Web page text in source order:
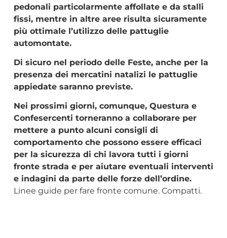
pedonali particolarmente affollate e da stalli
fissi, mentre in altre aree risulta sicuramente
più ottimale l’utilizzo delle pattuglie
automontate.
Di sicuro nel periodo delle Feste, anche per la
presenza dei mercatini natalizi le pattuglie
appiedate saranno previste.
Nei prossimi giorni, comunque, Questura e
Confesercenti torneranno a collaborare per
mettere a punto alcuni consigli di
comportamento che possono essere efficaci
per la sicurezza di chi lavora tutti i giorni
fronte strada e per aiutare eventuali interventi
e indagini da parte delle forze dell’ordine.
Linee guide per fare fronte comune. Compatti.